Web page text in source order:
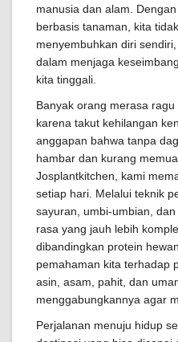
manusia dan alam.
berbasis tanaman, kita
menyembuhkan diri
dalam menjaga
kita tinggali.
Banyak orang merasa
karena takut kehilangan
anggapan bahwa tanpa
hambar dan kurang
Josplantkitchen, kami
setiap hari. Melalui teknik
sayuran, umbi-umbian,
rasa yang jauh lebih
dibandingkan protein
pemahaman kita terhadap
asin, asam, pahit, dan
menggabungkannya agar
Perjalanan menuju hidup